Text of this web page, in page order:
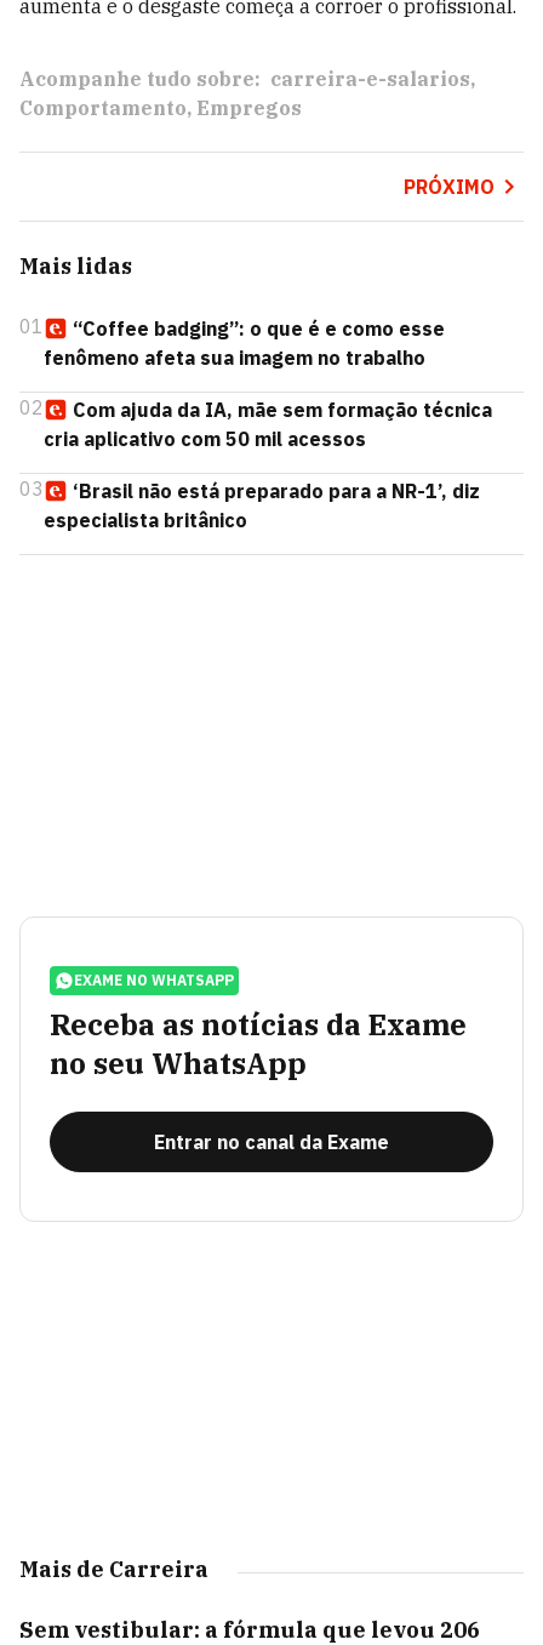
aumenta e o desgaste começa a corroer o profissional.
Acompanhe tudo sobre: carreira-e-salarios
Comportamento Empregos
PRÓXIMO
Mais lidas
01
“Coffee badging”: o que é e como esse
fenômeno afeta sua imagem no trabalho
02
Com ajuda da IA, mãe sem formação técnica
cria aplicativo com 50 mil acessos
03
‘Brasil não está preparado para a NR-1’, diz
especialista britânico
EXAME NO WHATSAPP
Receba as notícias da Exame
no seu WhatsApp
Entrar no canal da Exame
Mais de Carreira
Sem vestibular: a fórmula que levou 206